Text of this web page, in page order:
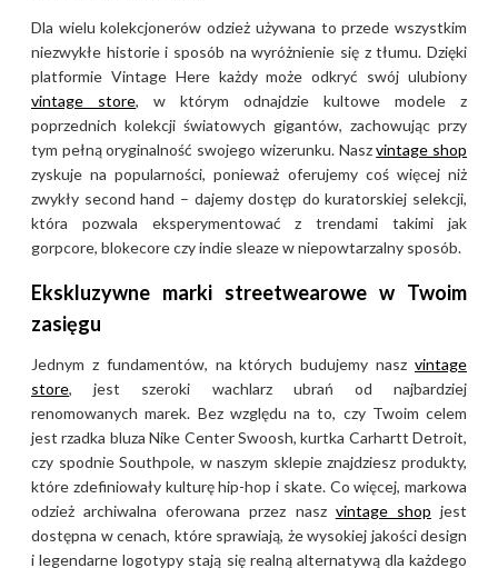
Dla wielu kolekcjonerów odzież używana to przede wszystkim
niezwykłe historie i sposób na wyróżnienie się z tłumu. Dzięki
platformie Vintage Here każdy może odkryć swój ulubiony
vintage store, w którym odnajdzie kultowe modele z
poprzednich kolekcji światowych gigantów, zachowując przy
tym pełną oryginalność swojego wizerunku. Naszvintage shop
zyskuje na popularności, ponieważ oferujemy coś więcej niż
zwykły second hand – dajemy dostęp do kuratorskiej selekcji,
która pozwala eksperymentować z trendami takimi jak
gorpcore, blokecore czy indie sleaze w niepowtarzalny sposób.
Ekskluzywne marki streetwearowe w Twoim
zasięgu
Jednym z fundamentów, na których budujemy nasz vintage
store, jest szeroki wachlarz ubrań od najbardziej
renomowanych marek. Bez względu na to, czy Twoim celem
jest rzadka bluza Nike Center Swoosh, kurtka Carhartt Detroit,
czy spodnie Southpole, w naszym sklepie znajdziesz produkty,
które zdefiniowały kulturę hip-hop i skate. Co więcej, markowa
odzież archiwalna oferowana przez nasz vintage shop jest
dostępna w cenach, które sprawiają, że wysokiej jakości design
i legendarne logotypy stają się realną alternatywą dla każdego